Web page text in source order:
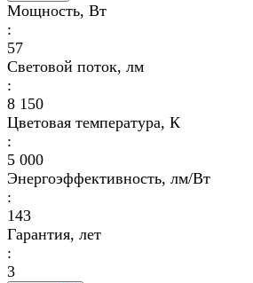
Мощность, Вт
:
57
Световой поток, лм
:
8 150
Цветовая температура, К
:
5 000
Энергоэффективность, лм/Вт
:
143
Гарантия, лет
:
3